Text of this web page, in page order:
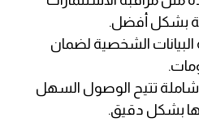
بشكل أفضل.
الشخصية لضمان
شاملة تتيح الوصول السهل
بشكل دقيق.